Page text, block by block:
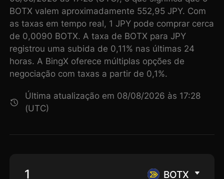
BOTX valem aproximadamente 552,95 JPY. Com
as taxas em tempo real, 1 JPY pode comprar cerca
de 0,0090 BOTX. A taxa de BOTX para JPY
registrou uma subida de 0,11% nas últimas 24
horas. A BingX oferece múltiplas opções de
negociação com taxas a partir de 0,1%.
Última atualização em 08/08/2026 às 17:28
(UTC)
BOTX